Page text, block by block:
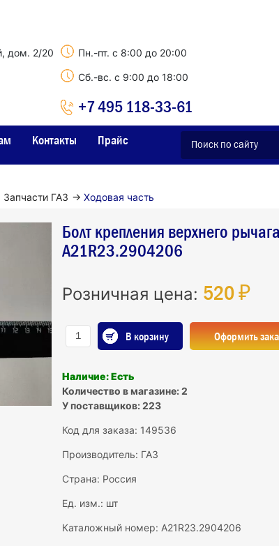
дом. 2/20 Пн.-пт. с 8:00 до 20:00
Сб.-вс. с 9:00 до 18:00
+7 495 118-33-61
Контакты Прайс
Запчасти ГАЗ → Ходовая часть
Болт крепления верхнего
A21R23.2904206
Розничная цена: 520 ₽
В корзину Оформить
Наличие: Есть
Количество в магазине: 2
У поставщиков: 223
Код для заказа: 149536
Производитель: ГАЗ
Страна: Россия
Ед. изм.: шт
Каталожный номер: A21R23.2904206